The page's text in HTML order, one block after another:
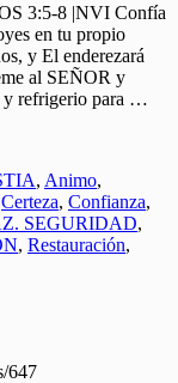
3:5-8 |NVI Confía
en tu propio
y El enderezará
al SEÑOR y
y refrigerio para …
, Animo,
Certeza, Confianza,
SEGURIDAD,
, Restauración,
647